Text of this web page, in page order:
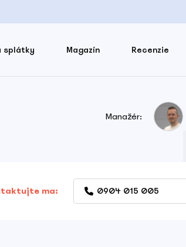
splátky Magazín Recenzie
Manažér:
ma: 0904 015 005